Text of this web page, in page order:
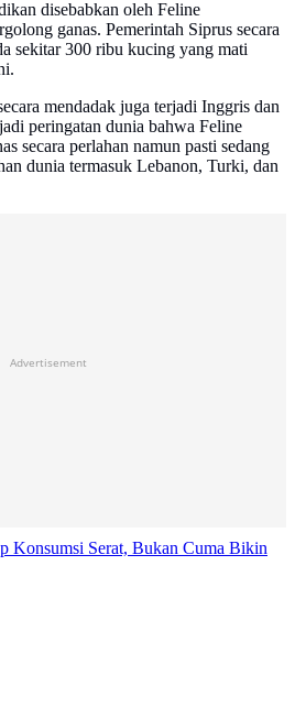
disebabkan oleh Feline
ganas. Pemerintah Siprus secara
sekitar 300 ribu kucing yang mati
mendadak juga terjadi Inggris dan
peringatan dunia bahwa Feline
secara perlahan namun pasti sedang
dunia termasuk Lebanon, Turki, dan
Advertisement
Konsumsi Serat, Bukan Cuma Bikin